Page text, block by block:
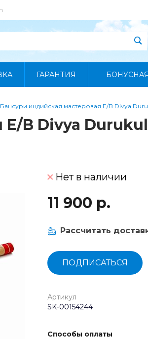
ГАРАНТИЯ
Бансури индийская мастеровая E/B Divya
E/B Divya Durukul
Нет в наличии
11 900 р.
Рассчитать
ПОДПИСАТЬСЯ
Артикул
SK-00154244
Способы оплаты